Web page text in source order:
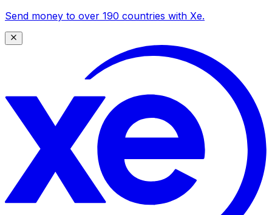
Send money to over 190 countries with Xe.